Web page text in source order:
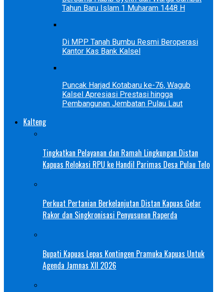
Tahun Baru Islam 1 Muharam 1448 H
Di MPP Tanah Bumbu Resmi Beroperasi
Kantor Kas Bank Kalsel
Puncak Harjad Kotabaru ke-76, Wagub
Kalsel Apresiasi Prestasi hingga
Pembangunan Jembatan Pulau Laut
Kalteng
Tingkatkan Pelayanan dan Ramah Lingkungan Distan
Kapuas Relokasi RPU ke Handil Parimas Desa Pulau Telo
Perkuat Pertanian Berkelanjutan Distan Kapuas Gelar
Rakor dan Singkronisasi Penyusunan Raperda
Bupati Kapuas Lepas Kontingen Pramuka Kapuas Untuk
Agenda Jamnas XII 2026